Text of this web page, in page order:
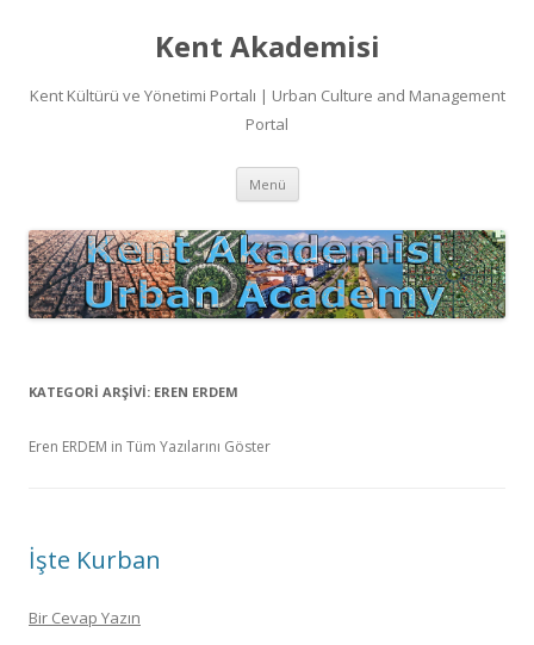
Kent Akademisi
Kent Kültürü ve Yönetimi Portalı | Urban Culture and Management
Portal
Menü İçeriğe
KATEGORI ARŞIVI: EREN ERDEM
Eren ERDEM in Tüm Yazılarını Göster
İşte Kurban
Bir Cevap Yazın